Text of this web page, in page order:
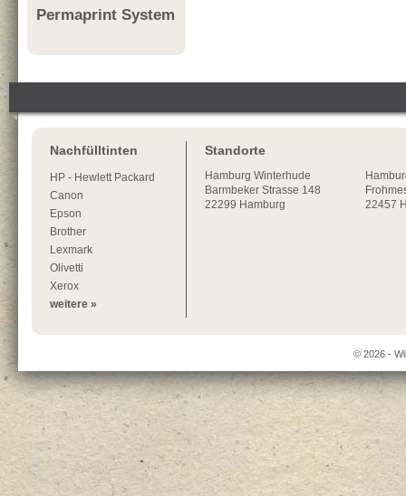
Permaprint System
Nachfülltinten
HP - Hewlett Packard
Canon
Epson
Brother
Lexmark
Olivetti
Xerox
weitere »
Standorte
Hamburg Winterhude
Barmbeker Strasse 148
22299 Hamburg
22457
© 2026 -